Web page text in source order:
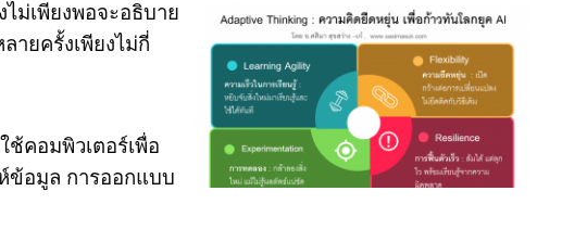
ม่เพียงพอจะอธิบาย
ายครั้งเพียงไม่กี่
คอมพิวเตอร์เพื่อ
ข้อมูล การออกแบบ